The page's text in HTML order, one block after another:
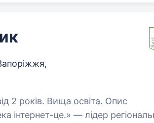
років. Вища освіта. Опис
інтернет-це.» — лідер